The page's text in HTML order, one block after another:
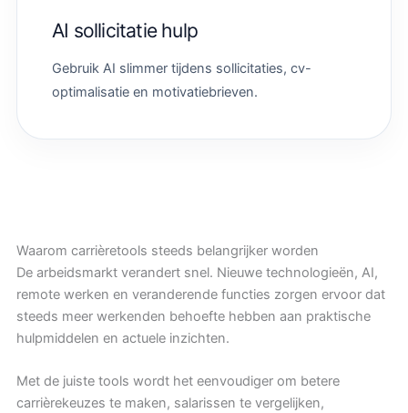
AI sollicitatie hulp
Gebruik AI slimmer tijdens sollicitaties, cv-
optimalisatie en motivatiebrieven.
Waarom carrièretools steeds belangrijker worden
De arbeidsmarkt verandert snel. Nieuwe technologieën, AI,
remote werken en veranderende functies zorgen ervoor dat
steeds meer werkenden behoefte hebben aan praktische
hulpmiddelen en actuele inzichten.
Met de juiste tools wordt het eenvoudiger om betere
carrièrekeuzes te maken, salarissen te vergelijken,